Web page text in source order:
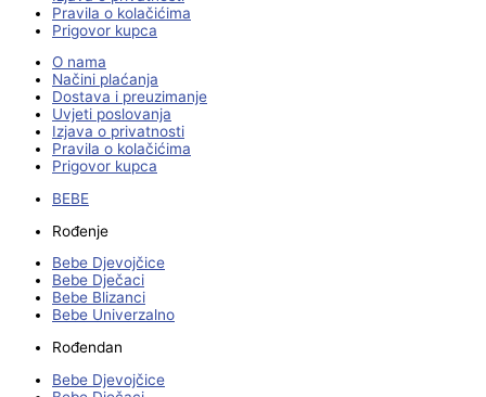
Pravila o kolačićima
Prigovor kupca
O nama
Načini plaćanja
Dostava i preuzimanje
Uvjeti poslovanja
Izjava o privatnosti
Pravila o kolačićima
Prigovor kupca
BEBE
Rođenje
Bebe Djevojčice
Bebe Dječaci
Bebe Blizanci
Bebe Univerzalno
Rođendan
Bebe Djevojčice